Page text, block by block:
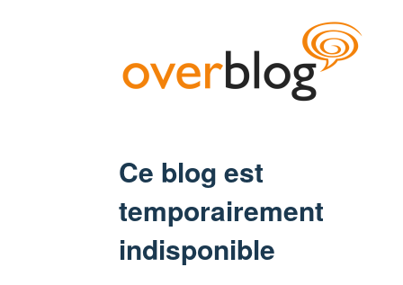
Ce blog est
temporairement
indisponible